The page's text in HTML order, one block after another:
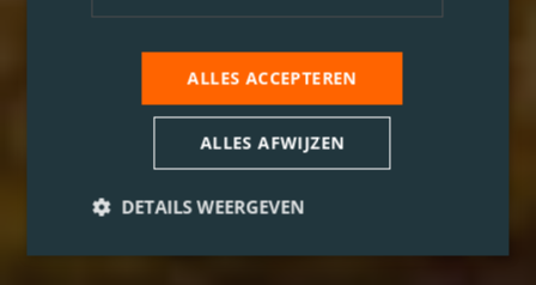
ALLES ACCEPTEREN
ALLES AFWIJZEN
DETAILS WEERGEVEN